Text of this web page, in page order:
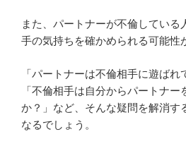
また、パートナーが不倫している
手の気持ちを確かめられる可能性
「パートナーは不倫相手に遊ばれ
「不倫相手は自分からパートナ
か？」など、そんな疑問を解消す
なるでしょう。